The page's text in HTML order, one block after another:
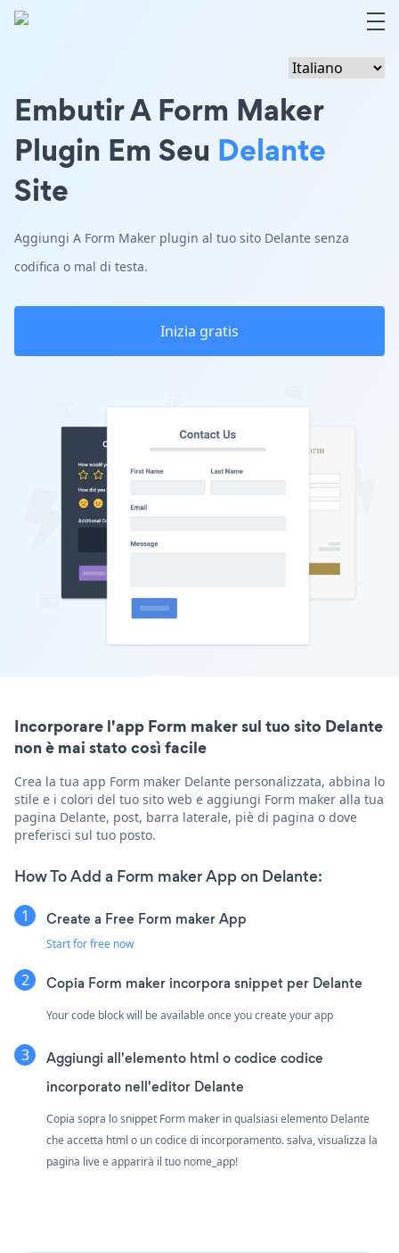
Embutir A Form Maker
Plugin Em Seu Delante
Site
Aggiungi A Form Maker plugin al tuo sito Delante senza
codifica o mal di testa.
Inizia gratis
Incorporare l'app Form maker sul tuo sito Delante
non è mai stato così facile
Crea la tua app Form maker Delante personalizzata, abbina lo
stile e i colori del tuo sito web e aggiungi Form maker alla tua
pagina Delante, post, barra laterale, piè di pagina o dove
preferisci sul tuo posto.
How To Add a Form maker App on Delante:
Create a Free Form maker App
Start for free now
Copia Form maker incorpora snippet per Delante
Your code block will be available once you create your app
Aggiungi all'elemento html o codice codice
incorporato nell'editor Delante
Copia sopra lo snippet Form maker in qualsiasi elemento Delante
che accetta html o un codice di incorporamento. salva, visualizza la
pagina live e apparirà il tuo nome_app!